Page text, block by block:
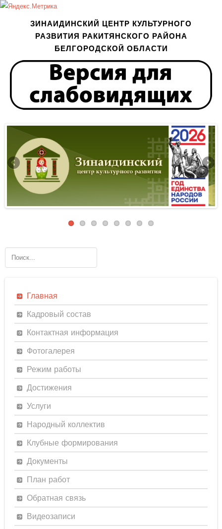
ЗИНАИДИНСКИЙ ЦЕНТР КУЛЬТУРНОГО
РАЗВИТИЯ РАКИТЯНСКОГО РАЙОНА
БЕЛГОРОДСКОЙ ОБЛАСТИ
Главная
Кадровый состав
Контактная информация
Фотогалерея
Режим работы
Достижения
Услуги
Народный коллектив
Клубные формирования
Документы
План работ
Обратная связь
Видеозаписи